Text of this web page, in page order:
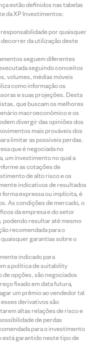
estão definidos nas tabelas
da XP Investimentos:
por quaisquer
da utilização deste
seguem diferentes
seguindo conceitos
volumes, médias móveis
como informação os
e suas projeções. Desta
que buscam os melhores
macroeconômico e os
divergir das opiniões dos
mais prováveis dos
limitar as possíveis perdas.
que é negociada no
um investimento no qual a
as cotações de
de alto risco e os
indicativos de resultados
expressa ou implícita, é
As condições de mercado, o
da empresa e do setor
podendo resultar até mesmo
recomendada para o
garantias sobre o
indicado para
a política de suitability
de opções, são negociados
fixado em data futura,
um prêmio ao vendedor tal
derivativos são
altas relações de risco e
de perdas
para o investimento
está garantido neste tipo de